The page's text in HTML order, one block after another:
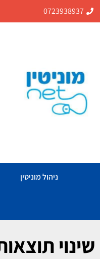
0723938937
ניהול מוניטין
שינוי